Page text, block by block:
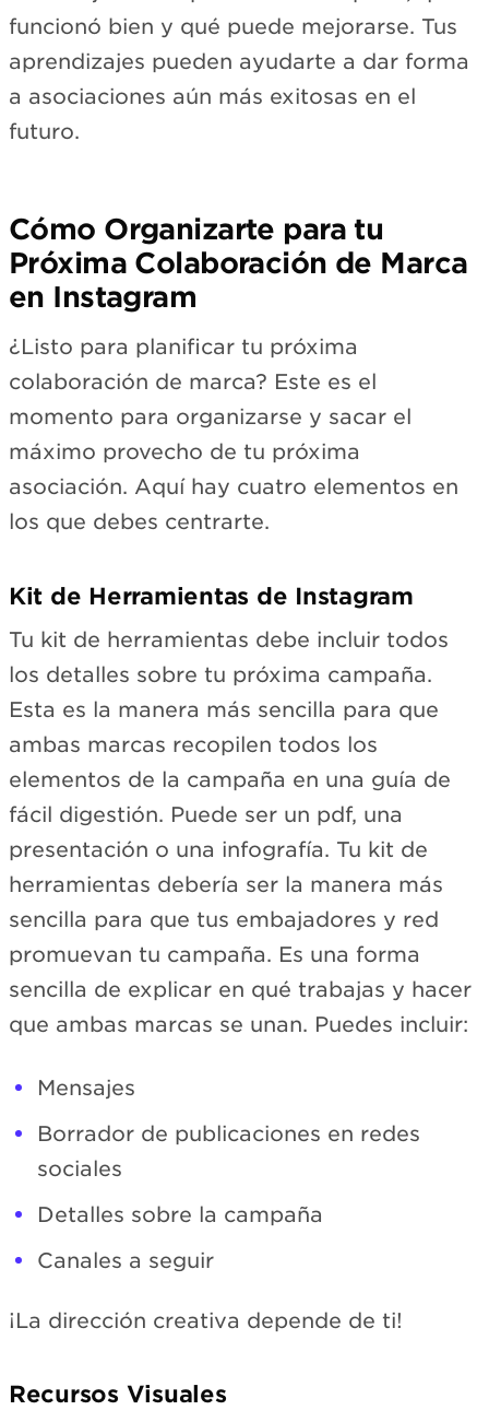
funcionó bien y qué puede mejorarse. Tus
aprendizajes pueden ayudarte a dar forma
a asociaciones aún más exitosas en el
futuro.
Cómo Organizarte para tu
Próxima Colaboración de Marca
en Instagram
¿Listo para planificar tu próxima
colaboración de marca? Este es el
momento para organizarse y sacar el
máximo provecho de tu próxima
asociación. Aquí hay cuatro elementos en
los que debes centrarte.
Kit de Herramientas de Instagram
Tu kit de herramientas debe incluir todos
los detalles sobre tu próxima campaña.
Esta es la manera más sencilla para que
ambas marcas recopilen todos los
elementos de la campaña en una guía de
fácil digestión. Puede ser un pdf, una
presentación o una infografía. Tu kit de
herramientas debería ser la manera más
sencilla para que tus embajadores y red
promuevan tu campaña. Es una forma
sencilla de explicar en qué trabajas y hacer
que ambas marcas se unan. Puedes incluir:
Mensajes
Borrador de publicaciones en redes
sociales
Detalles sobre la campaña
Canales a seguir
¡La dirección creativa depende de ti!
Recursos Visuales